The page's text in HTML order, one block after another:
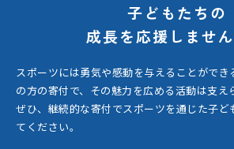
子どもたちの
成長を応援しませ
スポーツには勇気や感動を与えることができ
の方の寄付で、その魅力を広める活動は支え
ぜひ、継続的な寄付でスポーツを通じた子ど
てください。